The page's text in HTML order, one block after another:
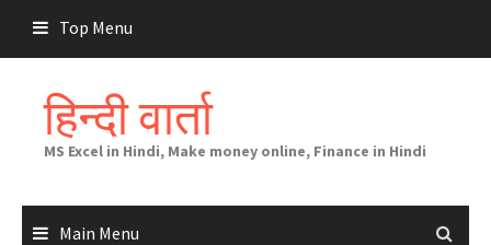
content
Top Menu
हिन्दी वार्ता
MS Excel in Hindi, Make money online, Finance in Hindi
Main Menu